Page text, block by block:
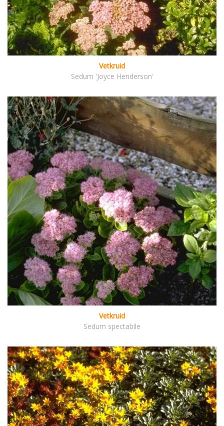
Vetkruid
Sedum 'Joyce Henderson'
Vetkruid
Sedum spectabile